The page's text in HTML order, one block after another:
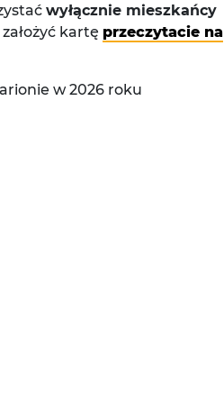
wyłącznie mieszkańcy
kartę przeczytacie na
w 2026 roku